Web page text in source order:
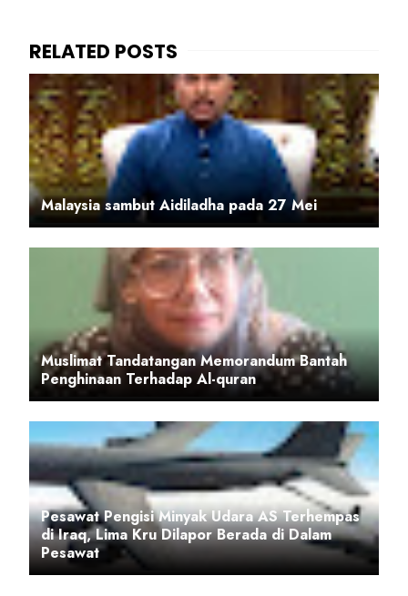
Malaysia sambut Aidiladha pada 27 Mei
Muslimat Tandatangan Memorandum Bantah
Penghinaan Terhadap Al-quran
Pesawat Pengisi Minyak Udara AS Terhempas
di Iraq, Lima Kru Dilapor Berada di Dalam
Pesawat